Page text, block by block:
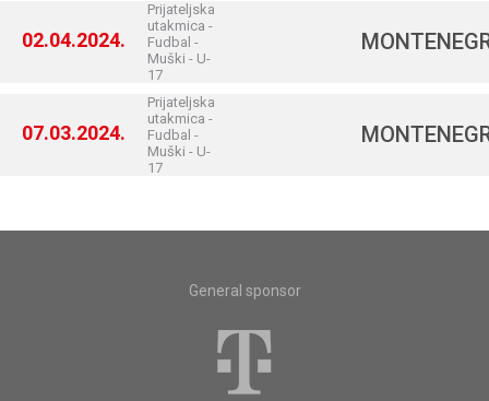
02.04.2024.
Prijateljska
utakmica -
Fudbal -
Muški - U-
17
07.03.2024.
Prijateljska
utakmica -
Fudbal -
Muški - U-
17
General sponsor